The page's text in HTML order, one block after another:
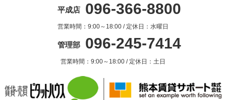
平成店 096-366-8800
営業時間：9:00～18:00 / 定休日：水曜日
管理部 096-245-7414
営業時間：9:00～18:00 / 定休日：土日